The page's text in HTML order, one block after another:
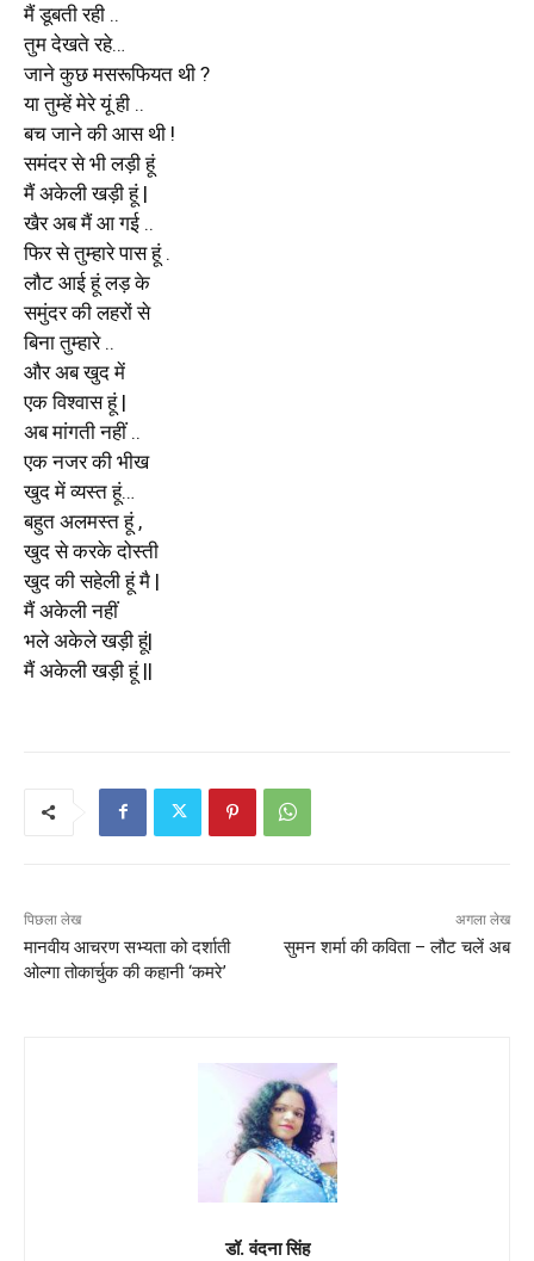
मैं डूबती रही ..
तुम देखते रहे…
जाने कुछ मसरूफियत थी ?
या तुम्हें मेरे यूं ही ..
बच जाने की आस थी !
समंदर से भी लड़ी हूं
मैं अकेली खड़ी हूं |
खैर अब मैं आ गई ..
फिर से तुम्हारे पास हूं .
लौट आई हूं लड़ के
समुंदर की लहरों से
बिना तुम्हारे ..
और अब खुद में
एक विश्वास हूं |
अब मांगती नहीं ..
एक नजर की भीख
खुद में व्यस्त हूं…
बहुत अलमस्त हूं ,
खुद से करके दोस्ती
खुद की सहेली हूं मै |
मैं अकेली नहीं
भले अकेले खड़ी हूं|
मैं अकेली खड़ी हूं ||
पिछला लेख
मानवीय आचरण सभ्यता को दर्शाती
ओल्गा तोकार्चुक की कहानी ‘कमरे’
अगला लेख
सुमन शर्मा की कविता – लौट चलें अब
डॉ. वंदना सिंह